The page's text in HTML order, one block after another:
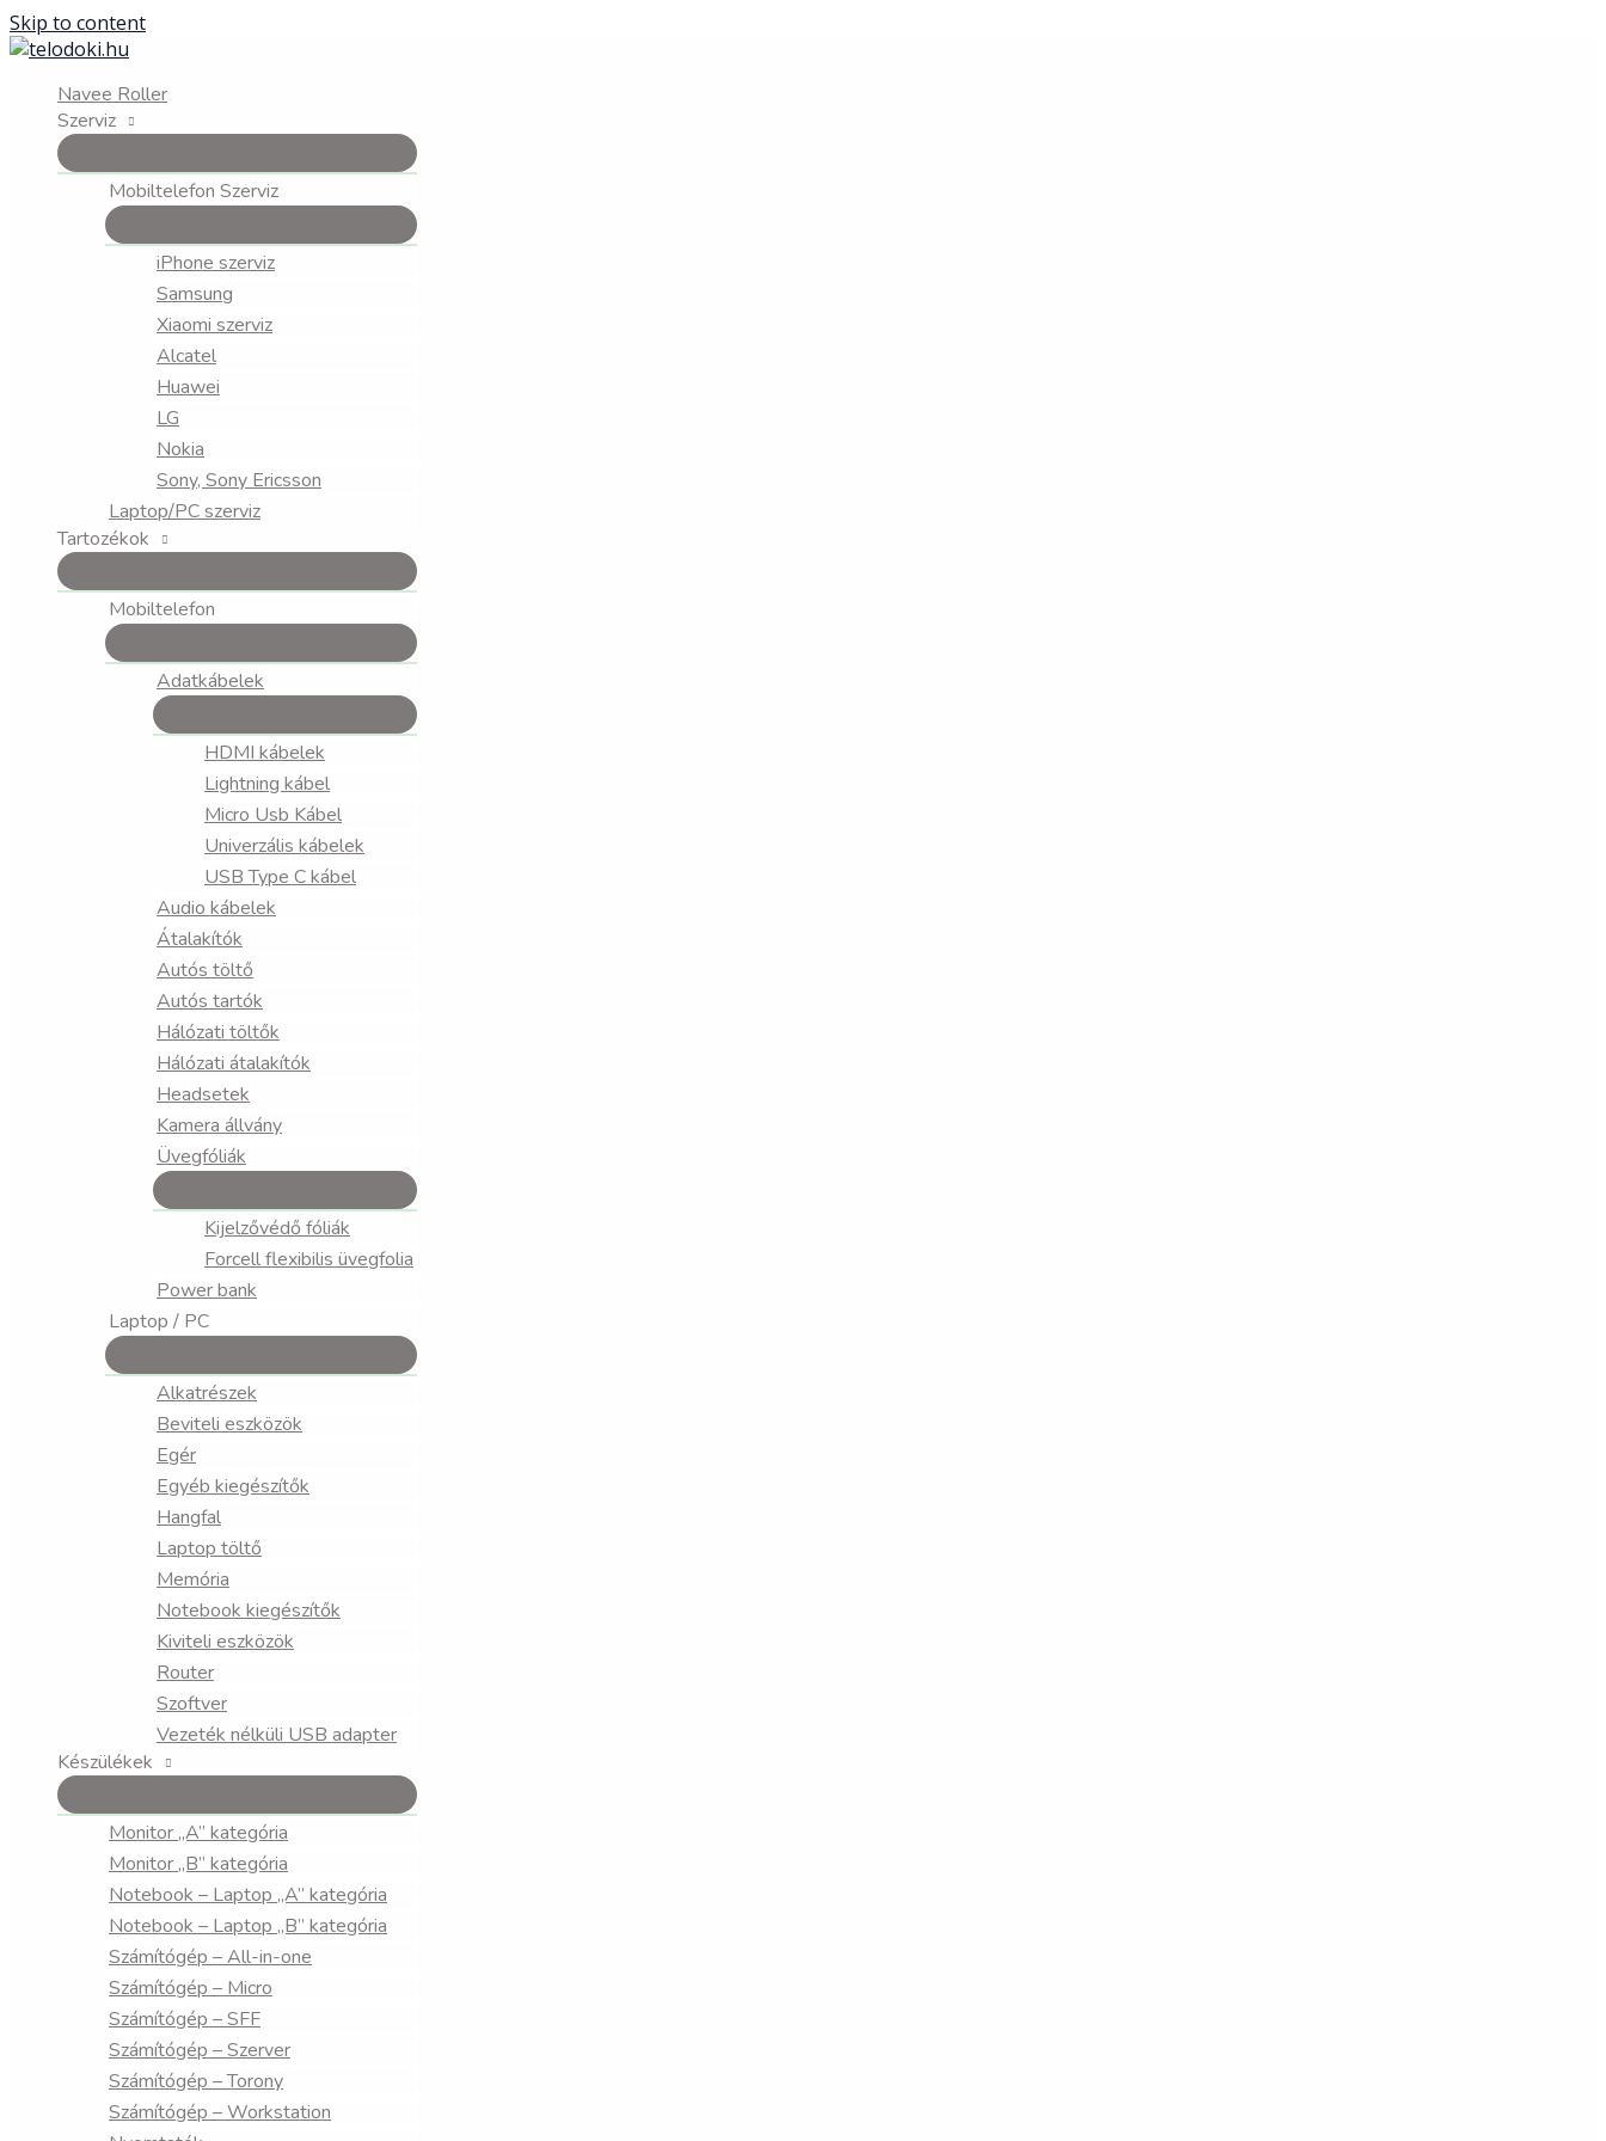
Skip to content
Navee Roller
Szerviz
Mobiltelefon Szerviz
iPhone szerviz
Samsung
Xiaomi szerviz
Alcatel
Huawei
LG
Nokia
Sony, Sony Ericsson
Laptop/PC szerviz
Tartozékok
Mobiltelefon
Adatkábelek
HDMI kábelek
Lightning kábel
Micro Usb Kábel
Univerzális kábelek
USB Type C kábel
Audio kábelek
Átalakítók
Autós töltő
Autós tartók
Hálózati töltők
Hálózati átalakítók
Headsetek
Kamera állvány
Üvegfóliák
Kijelzővédő fóliák
Forcell flexibilis üvegfolia
Power bank
Laptop / PC
Alkatrészek
Beviteli eszközök
Egér
Egyéb kiegészítők
Hangfal
Laptop töltő
Memória
Notebook kiegészítők
Kiviteli eszközök
Router
Szoftver
Vezeték nélküli USB adapter
Készülékek
Monitor „A” kategória
Monitor „B” kategória
Notebook – Laptop „A” kategória
Notebook – Laptop „B” kategória
Számítógép – All-in-one
Számítógép – Micro
Számítógép – SFF
Számítógép – Szerver
Számítógép – Torony
Számítógép – Workstation